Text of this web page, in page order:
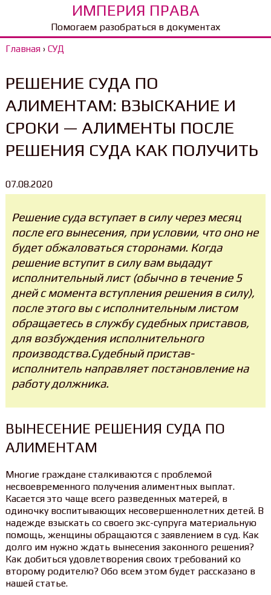
ИМПЕРИЯ ПРАВА
Помогаем разобраться в документах
Главная› СУД
РЕШЕНИЕ СУДА ПО
АЛИМЕНТАМ: ВЗЫСКАНИЕ И
СРОКИ — АЛИМЕНТЫ ПОСЛЕ
РЕШЕНИЯ СУДА КАК ПОЛУЧИТЬ
07.08.2020
Решение суда вступает в силу через месяц
после его вынесения, при условии, что оно не
будет обжаловаться сторонами. Когда
решение вступит в силу вам выдадут
исполнительный лист (обычно в течение 5
дней с момента вступления решения в силу),
после этого вы с исполнительным листом
обращаетесь в службу судебных приставов,
для возбуждения исполнительного
производства.Судебный пристав-
исполнитель направляет постановление на
работу должника.
ВЫНЕСЕНИЕ РЕШЕНИЯ СУДА ПО
АЛИМЕНТАМ
Многие граждане сталкиваются с проблемой
несвоевременного получения алиментных выплат.
Касается это чаще всего разведенных матерей, в
одиночку воспитывающих несовершеннолетних детей. В
надежде взыскать со своего экс-супруга материальную
помощь, женщины обращаются с заявлением в суд. Как
долго им нужно ждать вынесения законного решения?
Как добиться удовлетворения своих требований ко
второму родителю? Обо всем этом будет рассказано в
нашей статье.